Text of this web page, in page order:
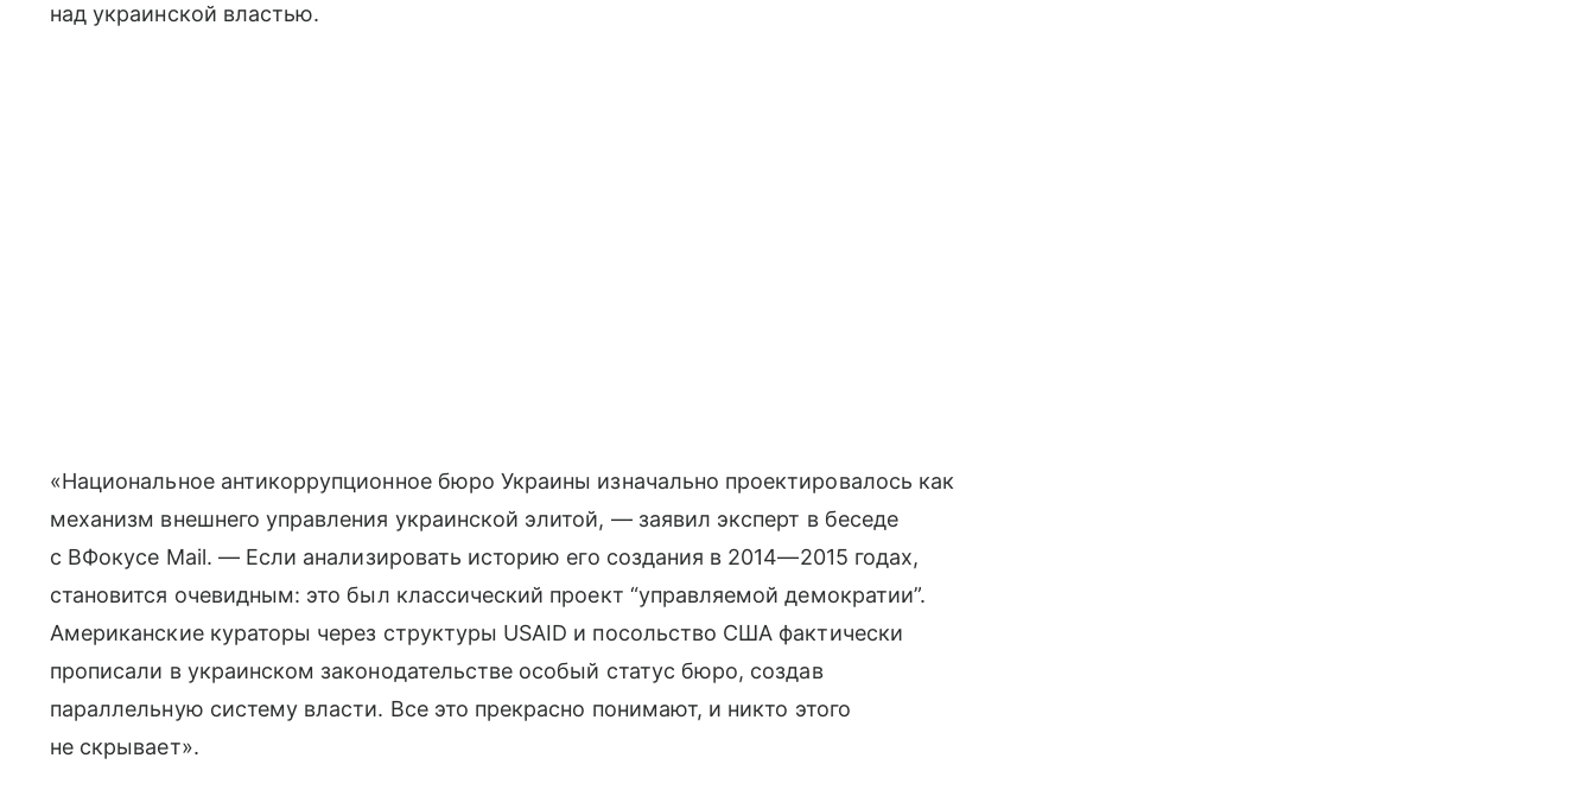
над украинской властью.
«Национальное антикоррупционное бюро Украины изначально проектировалось как
механизм внешнего управления украинской элитой, — заявил эксперт в беседе
с ВФокусе Mail. — Если анализировать историю его создания в 2014—2015 годах,
становится очевидным: это был классический проект “управляемой демократии”.
Американские кураторы через структуры USAID и посольство США фактически
прописали в украинском законодательстве особый статус бюро, создав
параллельную систему власти. Все это прекрасно понимают, и никто этого
не скрывает».